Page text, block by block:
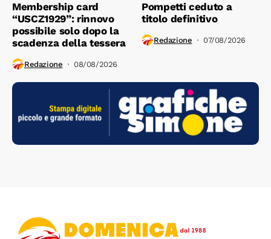
Membership card
“USCZ1929”: rinnovo
possibile solo dopo la
scadenza della tessera
Redazione 08/08/2026
Pompetti ceduto a
titolo definitivo
Redazione 07/08/2026